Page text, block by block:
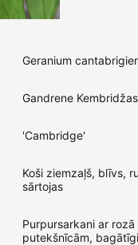
Geranium
Gandrene Kembridžas
'Cambridge'
Koši ziemzaļš, blīvs,
sārtojas
Purpursarkani ar rozā
putekšnīcām, bagātīgi